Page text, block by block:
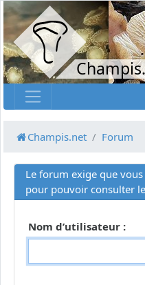
Champis.net Forum
Le forum exige que
pour pouvoir consulter
Nom d’utilisateur :